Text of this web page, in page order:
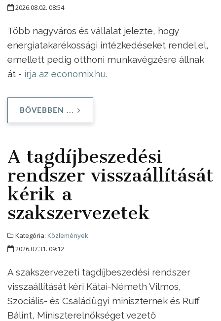
2026.08.02. 08:54
Több nagyváros és vállalat jelezte, hogy
energiatakarékossági intézkedéseket rendel el,
emellett pedig otthoni munkavégzésre állnak
át - írja az economix.hu.
BŐVEBBEN ...
A tagdíjbeszedési
rendszer visszaállítását
kérik a
szakszervezetek
Kategória: Közlemények
2026.07.31. 09:12
A szakszervezeti tagdíjbeszedési rendszer
visszaállítását kéri Kátai-Németh Vilmos,
Szociális- és Családügyi miniszternek és Ruff
Bálint, Miniszterelnökséget vezető